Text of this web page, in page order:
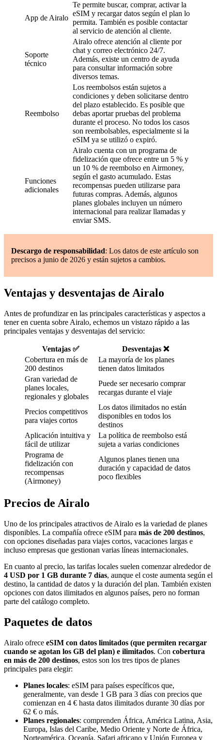
App de Airalo
Te permite buscar, comprar, activar la
eSIM y recargar datos según el plan lo
permita. También es posible contactar
al servicio de atención al cliente.
Soporte
técnico
Airalo ofrece atención al cliente por
chat y correo electrónico 24/7.
Además, existe un centro de ayuda
para consultar información sobre
diversos temas.
Reembolso
Los reembolsos están sujetos a
condiciones y deben solicitarse dentro
del plazo establecido. Es posible que
debas aportar pruebas del problema
durante el proceso. No todos los casos
son reembolsables, especialmente si la
eSIM ya se utilizó o expiró.
Funciones
adicionales
Airalo cuenta con un programa de
fidelización que ofrece entre un 5 % y
un 10 % de reembolso en Airmoney,
según el gasto acumulado. Estas
recompensas pueden utilizarse para
futuras compras. Además, algunos
planes globales incluyen un número
internacional para realizar llamadas y
enviar SMS.
Descargo de responsabilidad: Los datos de este artículo son
precisos a junio de 2026 y están sujetos a cambios.
Ventajas y desventajas de Airalo
Antes de profundizar en las principales características y aspectos a
tener en cuenta sobre Airalo, echemos un vistazo rápido a las
principales ventajas y desventajas del servicio:
Ventajas ✅ Desventajas ❌
Cobertura en más de
200 destinos
La mayoría de los planes
tienen datos limitados
Gran variedad de
planes locales,
regionales y globales
Puede ser necesario comprar
recargas durante el viaje
Precios competitivos
para viajes cortos
Los datos ilimitados no están
disponibles en todos los
destinos
Aplicación intuitiva y
fácil de utilizar
La política de reembolso está
sujeta a varias condiciones
Programa de
fidelización con
recompensas
(Airmoney)
Algunos planes tienen una
duración y capacidad de datos
poco flexibles
Precios de Airalo
Uno de los principales atractivos de Airalo es la variedad de planes
disponibles. La compañía ofrece eSIM para más de 200 destinos,
con opciones diseñadas para viajes cortos, vacaciones largas e
incluso empresas que gestionan varias líneas internacionales.
En cuanto al precio, las tarifas locales suelen comenzar alrededor de
4 USD por 1 GB durante 7 días, aunque el coste aumenta según el
destino, la cantidad de datos y la duración del plan. También existen
opciones con datos ilimitados en algunos países, pero no forman
parte del catálogo completo.
Paquetes de datos
Airalo ofrece eSIM con datos limitados (que permiten recargar
cuando se agotan los GB del plan) e ilimitados. Con cobertura
en más de 200 destinos, estos son los tres tipos de planes
principales para elegir:
Planes locales: eSIM para países específicos que,
generalmente, van desde 1 GB para 3 días con precios que
comienzan en 4 € hasta datos ilimitados durante 30 días por
62 € o más.
Planes regionales: comprenden África, América Latina, Asia,
Europa, Islas del Caribe, Medio Oriente y Norte de África,
Norteamérica, Oceanía, Safari africano y Unión Europea y